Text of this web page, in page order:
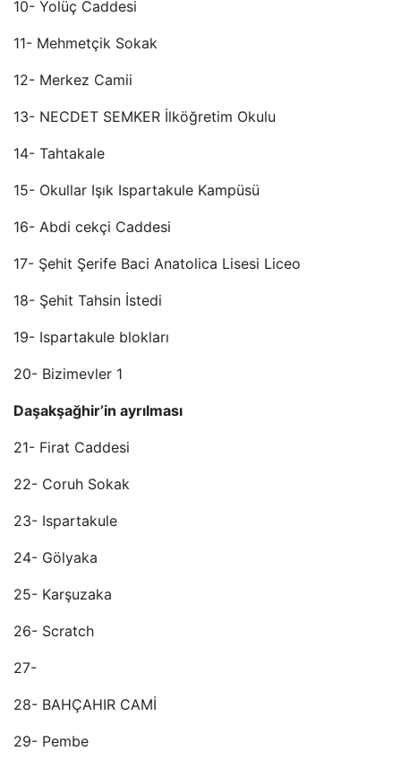
10- Yolüç Caddesi
11- Mehmetçik Sokak
12- Merkez Camii
13- NECDET SEMKER İlköğretim Okulu
14- Tahtakale
15- Okullar Işık Ispartakule Kampüsü
16- Abdi cekçi Caddesi
17- Şehit Şerife Baci Anatolica Lisesi Liceo
18- Şehit Tahsin İstedi
19- Ispartakule blokları
20- Bizimevler 1
Daşakşağhir’in ayrılması
21- Firat Caddesi
22- Coruh Sokak
23- Ispartakule
24- Gölyaka
25- Karşuzaka
26- Scratch
27-
28- BAHÇAHIR CAMİ
29- Pembe